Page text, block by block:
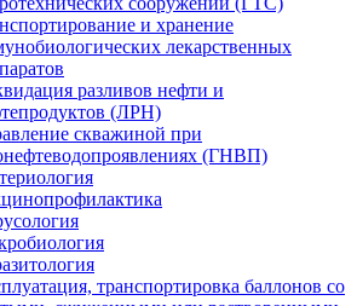
и хранение
лекарственных
разливов нефти и
(ЛРН)
скважиной при
(ГНВП)
транспортировка баллонов со